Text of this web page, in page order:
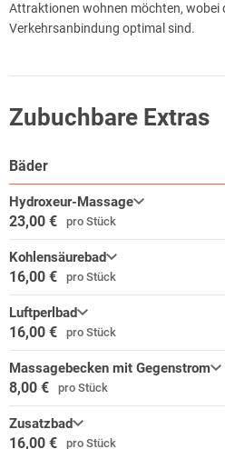
Attraktionen wohnen möchten, wobei
Verkehrsanbindung optimal sind.
Zubuchbare Extras
Bäder
Hydroxeur-Massage
23,00 € pro Stück
Kohlensäurebad
16,00 € pro Stück
Luftperlbad
16,00 € pro Stück
Massagebecken mit Gegenstrom
8,00 € pro Stück
Zusatzbad
16,00 € pro Stück